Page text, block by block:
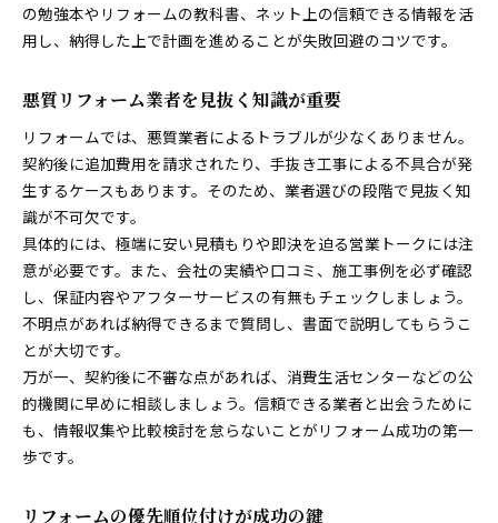
の勉強本やリフォームの教科書、ネット上の信頼できる情報を活
用し、納得した上で計画を進めることが失敗回避のコツです。
悪質リフォーム業者を見抜く知識が重要
リフォームでは、悪質業者によるトラブルが少なくありません。
契約後に追加費用を請求されたり、手抜き工事による不具合が発
生するケースもあります。そのため、業者選びの段階で見抜く知
識が不可欠です。
具体的には、極端に安い見積もりや即決を迫る営業トークには注
意が必要です。また、会社の実績や口コミ、施工事例を必ず確認
し、保証内容やアフターサービスの有無もチェックしましょう。
不明点があれば納得できるまで質問し、書面で説明してもらうこ
とが大切です。
万が一、契約後に不審な点があれば、消費生活センターなどの公
的機関に早めに相談しましょう。信頼できる業者と出会うために
も、情報収集や比較検討を怠らないことがリフォーム成功の第一
歩です。
リフォームの優先順位付けが成功の鍵